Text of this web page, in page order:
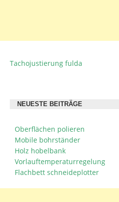
BEITRAGSNAVIGATION
Tachojustierung fulda
NEUESTE BEITRÄGE
Oberflächen polieren
Mobile bohrständer
Holz hobelbank
Vorlauftemperaturregelung
Flachbett schneideplotter